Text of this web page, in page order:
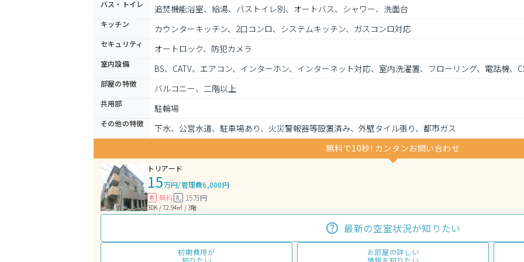
バス・トイレ 追焚機能浴室、給湯、バストイレ別、オートバス、シャワー、洗面台
キッチン カウンターキッチン、2口コンロ、システムキッチン、ガスコンロ対応
セキュリティ オートロック、防犯カメラ
室内設備 BS、CATV、エアコン、インターホン、インターネット対応、室内洗濯置、フローリング、電話機、
部屋の特徴 バルコニー、二階以上
共用部 駐輪場
その他の特徴
下水、公営水道、駐車場あり、火災警報器等設置済み、外壁タイル張り、都市ガス
無料で10秒! カンタンお問い合わせ
トリアード
15万円/管理費6,000円
敷 無料 礼 15万円
3DK / 72.94㎡ / 3階
最新の空室状況が知りたい
初期費用が
知りたい
お部屋の詳しい
情報を知りたい